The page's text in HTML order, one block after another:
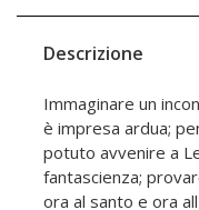
Descrizione
Immaginare un
è impresa ardua;
potuto avvenire a
fantascienza;
ora al santo e ora